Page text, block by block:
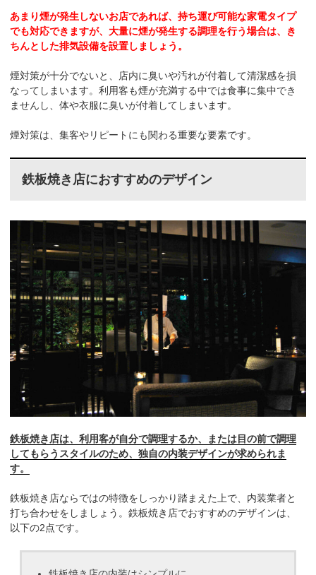
あまり煙が発生しないお店であれば、持ち運び可能な家電タイプ
でも対応できますが、大量に煙が発生する調理を行う場合は、き
ちんとした排気設備を設置しましょう。
煙対策が十分でないと、店内に臭いや汚れが付着して清潔感を損
なってしまいます。利用客も煙が充満する中では食事に集中でき
ませんし、体や衣服に臭いが付着してしまいます。
煙対策は、集客やリピートにも関わる重要な要素です。
鉄板焼き店におすすめのデザイン
鉄板焼き店は、利用客が自分で調理するか、または目の前で調理
してもらうスタイルのため、独自の内装デザインが求められま
す。
鉄板焼き店ならではの特徴をしっかり踏まえた上で、内装業者と
打ち合わせをしましょう。鉄板焼き店でおすすめのデザインは、
以下の2点です。